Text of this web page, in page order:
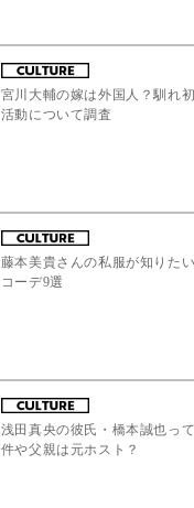
宮川大輔の嫁は外国人？馴れ
活動について調査
藤本美貴さんの私服が知りた
コーデ9選
浅田真央の彼氏・橋本誠也っ
件や父親は元ホスト？